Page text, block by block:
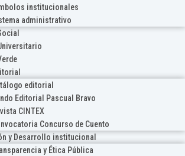
institucionales
administrativo
editorial
Editorial Pascual Bravo
CINTEX
Concurso de Cuento
y Desarrollo institucional
y Ética Pública